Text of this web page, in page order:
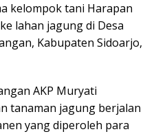
kelompok tani Harapan
lahan jagung di Desa
Kabupaten Sidoarjo,
AKP Muryati
tanaman jagung berjalan
yang diperoleh para